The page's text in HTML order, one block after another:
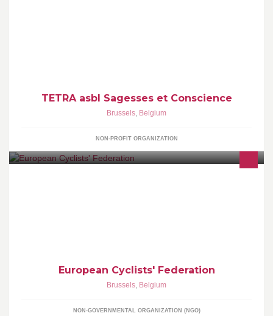
TETRA asbl Sagesses et Conscience
Brussels, Belgium
NON-PROFIT ORGANIZATION
European Cyclists' Federation
Brussels, Belgium
NON-GOVERNMENTAL ORGANIZATION (NGO)